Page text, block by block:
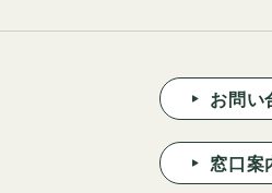
お問い
窓口案